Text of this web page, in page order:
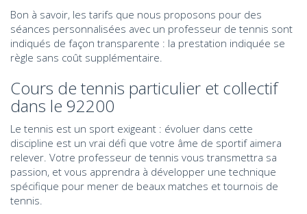
Bon à savoir, les tarifs que nous proposons pour des
séances personnalisées avec un professeur de tennis sont
indiqués de façon transparente : la prestation indiquée se
règle sans coût supplémentaire.
Cours de tennis particulier et collectif
dans le 92200
Le tennis est un sport exigeant : évoluer dans cette
discipline est un vrai défi que votre âme de sportif aimera
relever. Votre professeur de tennis vous transmettra sa
passion, et vous apprendra à développer une technique
spécifique pour mener de beaux matches et tournois de
tennis.